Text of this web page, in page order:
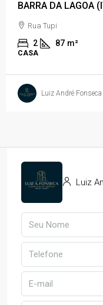
BARRA DA LAGOA
Rua Tupi
2 87 m²
CASA
Luiz André
Luiz